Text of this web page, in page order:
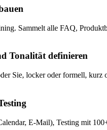
Sammelt alle FAQ,
Tonalität definieren
Sie, locker oder formell, kurz
E-Mail), Testing mit